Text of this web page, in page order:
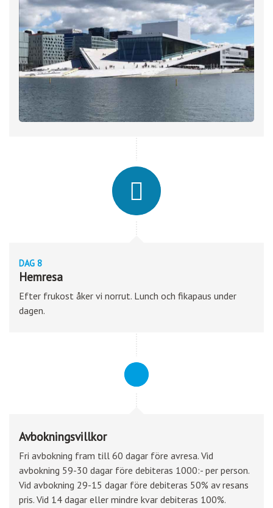
DAG 8
Hemresa
Efter frukost åker vi norrut. Lunch och fikapaus under
dagen.
Avbokningsvillkor
Fri avbokning fram till 60 dagar före avresa. Vid
avbokning 59-30 dagar före debiteras 1000:- per person.
Vid avbokning 29-15 dagar före debiteras 50% av resans
pris. Vid 14 dagar eller mindre kvar debiteras 100%.